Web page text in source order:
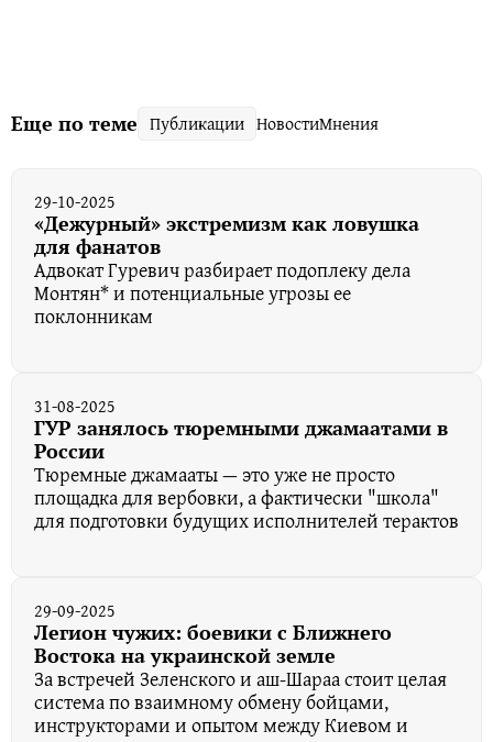
Еще по теме Публикации НовостиМнения
29-10-2025
«Дежурный» экстремизм как ловушка
для фанатов
Адвокат Гуревич разбирает подоплеку дела
Монтян* и потенциальные угрозы ее
поклонникам
31-08-2025
ГУР занялось тюремными джамаатами в
России
Тюремные джамааты — это уже не просто
площадка для вербовки, а фактически "школа"
для подготовки будущих исполнителей терактов
29-09-2025
Легион чужих: боевики с Ближнего
Востока на украинской земле
За встречей Зеленского и аш-Шараа стоит целая
система по взаимному обмену бойцами,
инструкторами и опытом между Киевом и